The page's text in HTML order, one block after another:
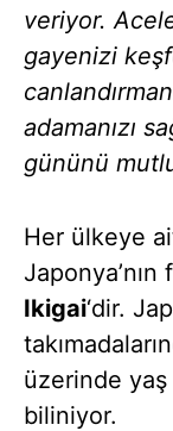
veriyor.
gayenizi
adamanızı
gününü
Her ülkeye
Ikigai‘dir.
üzerinde yaş
biliniyor.